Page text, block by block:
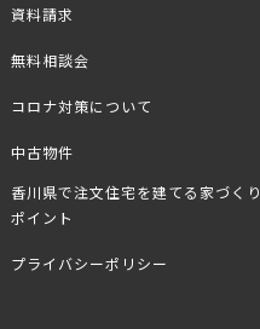
資料請求
無料相談会
コロナ対策について
中古物件
香川県で注文住宅を建てる家づくり
ポイント
プライバシーポリシー